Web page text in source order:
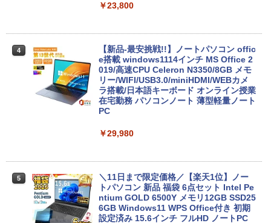
￥23,800
4
【新品-最安挑戦!!】ノートパソコン offic
e搭載 windows1114インチ MS Office 2
019/高速CPU Celeron N3350/8GB メモ
リー/WIFI/USB3.0/miniHDMI/WEBカメ
ラ搭載/日本語キーボード オンライン授業
在宅勤務 パソコンノート 薄型軽量ノート
PC
￥29,980
5
＼11日まで限定価格／【楽天1位】ノー
トパソコン 新品 福袋 6点セット Intel Pe
ntium GOLD 6500Y メモリ12GB SSD25
6GB Windows11 WPS Office付き 初期
設定済み 15.6インチ フルHD ノートPC